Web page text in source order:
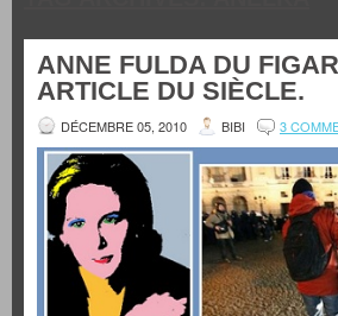
ANNE FULDA DU
ARTICLE DU SIÈCLE.
DÉCEMBRE 05, 2010 BIBI 3